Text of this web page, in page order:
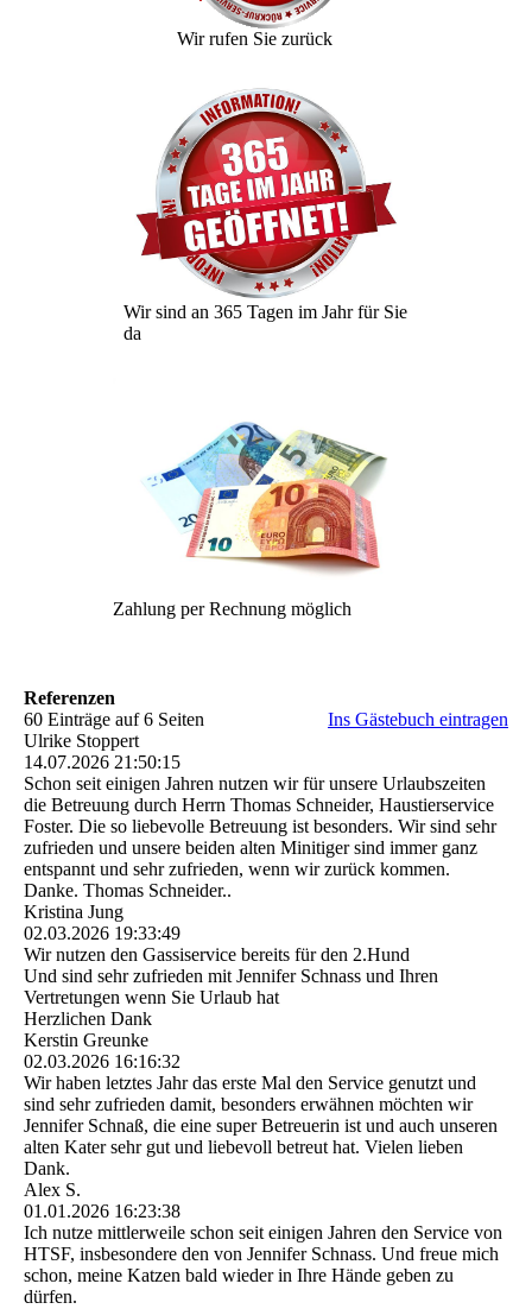
Wir rufen Sie zurück
Wir sind an 365 Tagen im Jahr für Sie
da
Zahlung per Rechnung möglich
Referenzen
60 Einträge auf 6 Seiten
Ins Gästebuch eintragen
Ulrike Stoppert
14.07.2026 21:50:15
Schon seit einigen Jahren nutzen wir für unsere Urlaubszeiten
die Betreuung durch Herrn Thomas Schneider, Haustierservice
Foster. Die so liebevolle Betreuung ist besonders. Wir sind sehr
zufrieden und unsere beiden alten Minitiger sind immer ganz
entspannt und sehr zufrieden, wenn wir zurück kommen.
Danke. Thomas Schneider..
Kristina Jung
02.03.2026 19:33:49
Wir nutzen den Gassiservice bereits für den 2.Hund
Und sind sehr zufrieden mit Jennifer Schnass und Ihren
Vertretungen wenn Sie Urlaub hat
Herzlichen Dank
Kerstin Greunke
02.03.2026 16:16:32
Wir haben letztes Jahr das erste Mal den Service genutzt und
sind sehr zufrieden damit, besonders erwähnen möchten wir
Jennifer Schnaß, die eine super Betreuerin ist und auch unseren
alten Kater sehr gut und liebevoll betreut hat. Vielen lieben
Dank.
Alex S.
01.01.2026 16:23:38
Ich nutze mittlerweile schon seit einigen Jahren den Service von
HTSF, insbesondere den von Jennifer Schnass. Und freue mich
schon, meine Katzen bald wieder in Ihre Hände geben zu
dürfen.